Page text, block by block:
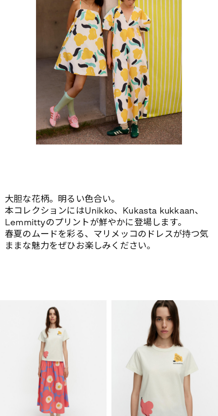
大胆な花柄。明るい色合い。
本コレクションにはUnikko、Kukasta kukkaan、
Lemmittyのプリントが鮮やかに登場します。
春夏のムードを彩る、マリメッコのドレスが持つ気
ままな魅力をぜひお楽しみください。